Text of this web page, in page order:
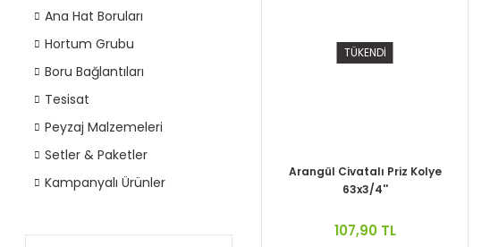
Ana Hat Boruları
Hortum Grubu
Boru Bağlantıları
Tesisat
Peyzaj Malzemeleri
Setler & Paketler
Kampanyalı Ürünler
TÜKENDİ
Arangül Civatalı Priz Kolye
63x3/4''
107,90 TL